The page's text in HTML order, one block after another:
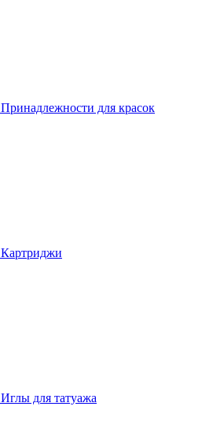
Принадлежности для красок
Картриджи
Иглы для татуажа